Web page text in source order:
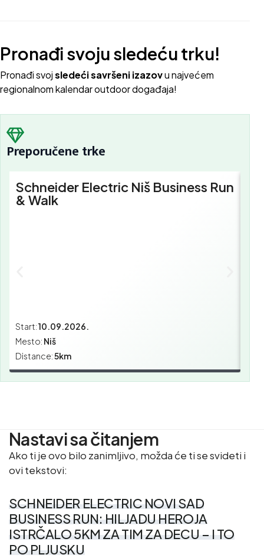
Pronađi svoju sledeću trku!
Pronađi svojsledeći savršeni izazovu najvećem
regionalnom kalendar outdoor događaja!
Preporučene trke
Schneider Electric Niš Business Run
& Walk
Start:10.09.2026.
Mesto: Niš
Distance:5km
Nastavi sa čitanjem
Ako ti je ovo bilo zanimljivo, možda će ti se svideti i
ovi tekstovi:
SCHNEIDER ELECTRIC NOVI SAD
BUSINESS RUN: HILJADU HEROJA
ISTRČALO 5KM ZA TIM ZA DECU – I TO
PO PLJUSKU